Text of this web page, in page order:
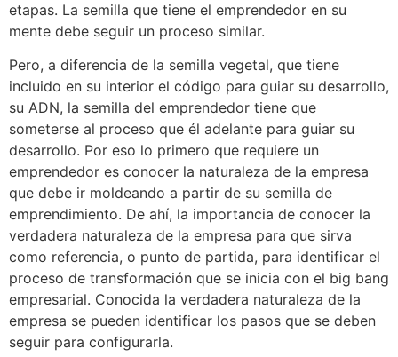
etapas. La semilla que tiene el emprendedor en su
mente debe seguir un proceso similar.
Pero, a diferencia de la semilla vegetal, que tiene
incluido en su interior el código para guiar su desarrollo,
su ADN, la semilla del emprendedor tiene que
someterse al proceso que él adelante para guiar su
desarrollo. Por eso lo primero que requiere un
emprendedor es conocer la naturaleza de la empresa
que debe ir moldeando a partir de su semilla de
emprendimiento. De ahí, la importancia de conocer la
verdadera naturaleza de la empresa para que sirva
como referencia, o punto de partida, para identificar el
proceso de transformación que se inicia con el big bang
empresarial. Conocida la verdadera naturaleza de la
empresa se pueden identificar los pasos que se deben
seguir para configurarla.